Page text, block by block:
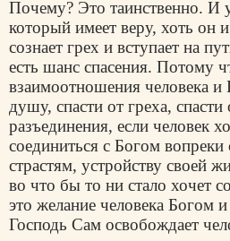
Почему? Это таинственно. И
который имеет веру, хоть он
сознает грех и вступает на
есть шанс спасения. Потому
взаимоотношения человека и
душу, спасти от греха, спасти
разъединения, если человек
соединиться с Богом
страстям, устройству своей
во что бы то ни стало хочет
это желание человека Богом и
Господь Сам освобождает